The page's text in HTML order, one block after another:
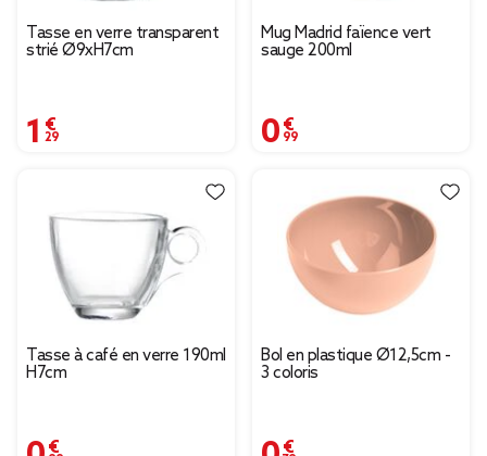
Tasse en verre transparent
strié Ø9xH7cm
1,29 €
Mug Madrid faïence vert
sauge 200ml
0,99 €
Tasse à café en verre 190ml
H7cm
0,99 €
Bol en plastique Ø12,5cm -
3 coloris
0,79 €